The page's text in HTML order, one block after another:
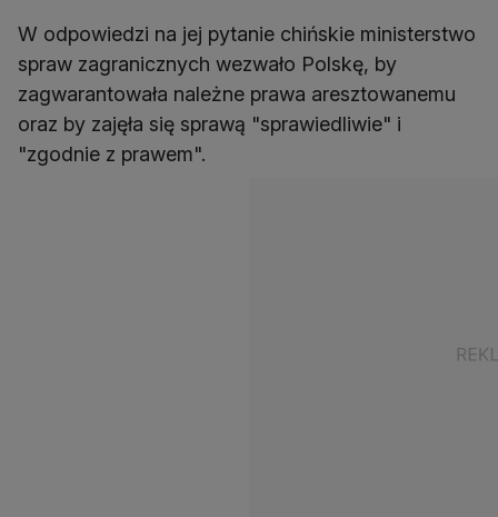
W odpowiedzi na jej pytanie chińskie ministerstwo
spraw zagranicznych wezwało Polskę, by
zagwarantowała należne prawa aresztowanemu
oraz by zajęła się sprawą "sprawiedliwie" i
"zgodnie z prawem".